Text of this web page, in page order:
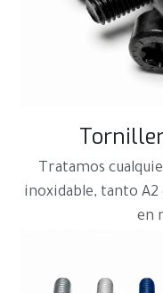
Tratamos
inoxidable, tanto A2
en